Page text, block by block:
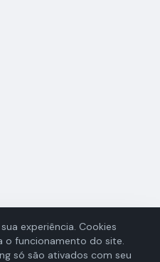
experiência. Cookies
o funcionamento do site.
só são ativados com seu